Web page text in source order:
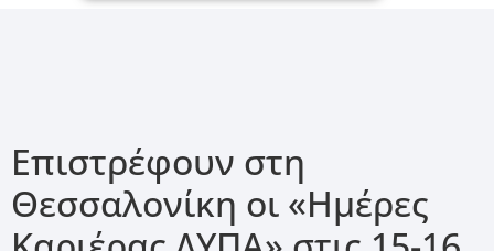
Επιστρέφουν στη
Θεσσαλονίκη οι «Ημέρες